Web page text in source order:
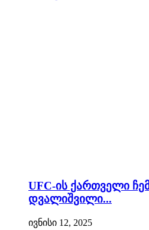
UFC-ის ქართველი
დვალიშვილი...
ივნისი 12, 2025